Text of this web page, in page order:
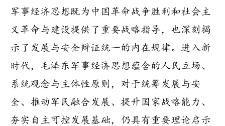
军事经济思想既为中国革命战争胜利和社会主
义革命与建设提供了重要战略指导，也深刻揭
示了发展与安全辩证统一的内在规律。进入新
时代，毛泽东军事经济思想蕴含的人民立场、
系统观念与主体性原则，对于统筹发展与安
全、推动军民融合发展、提升国家战略能力、
夯实自主可控发展基础，仍具有重要理论启示